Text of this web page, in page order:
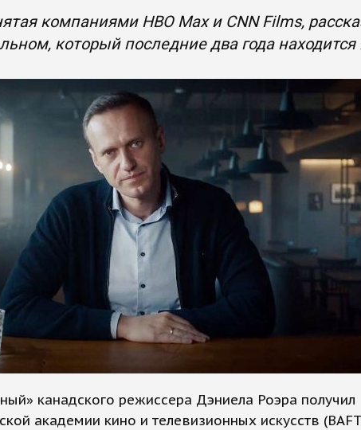
компаниями HBO Max и CNN Films,
который последние два года
канадского режиссера Дэниела Роэра получил
академии кино и телевизионных искусств